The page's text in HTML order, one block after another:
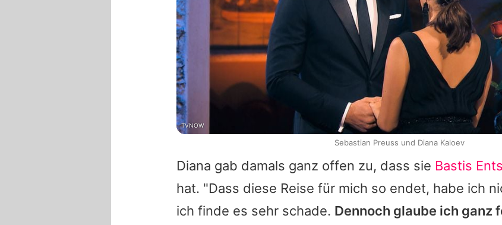
Diana gab damals ganz offen zu, dass sie Bastis
hat. "Dass diese Reise für mich so endet, habe ich
ich finde es sehr schade. Dennoch glaube ich ganz
TVNOW
Sebastian Preuss und Diana Kaloev